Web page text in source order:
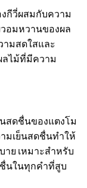
กีวี่ผสมกับความ
อมหวานของผล
มสดใสและ
ไม้ที่มีความ
สดชื่นของแตงโม
มเย็นสดชื่นทำให้
ย เหมาะสำหรับ
นในทุกคำที่สูบ